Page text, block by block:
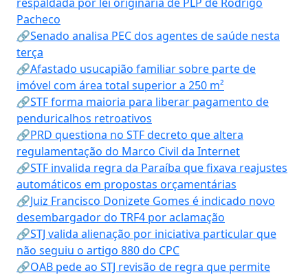
Pacheco
🔗Senado analisa PEC dos agentes de saúde nesta
terça
🔗Afastado usucapião familiar sobre parte de
imóvel com área total superior a 250 m²
🔗STF forma maioria para liberar pagamento de
penduricalhos retroativos
🔗PRD questiona no STF decreto que altera
regulamentação do Marco Civil da Internet
🔗STF invalida regra da Paraíba que fixava reajustes
automáticos em propostas orçamentárias
🔗Juiz Francisco Donizete Gomes é indicado novo
desembargador do TRF4 por aclamação
🔗STJ valida alienação por iniciativa particular que
não seguiu o artigo 880 do CPC
🔗OAB pede ao STJ revisão de regra que permite